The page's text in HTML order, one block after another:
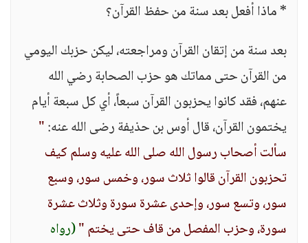
* ماذا أفعل بعد سنة من حفظ القرآن؟
بعد سنة من إتقان القرآن ومراجعته، ليكن حزبك اليومي
من القرآن حتى مماتك هو حزب الصحابة رضي الله
عنهم، فقد كانوا يحزبون القرآن سبعاً، أي كل سبعة أيام
يختمون القرآن، قال أوس بن حذيفة رضى الله عنه:"
سألت أصحاب رسول الله صلى الله عليه وسلم كيف
تحزبون القرآن قالوا ثلاث سور، وخمس سور، وسبع
سور، وتسع سور، وإحدى عشرة سورة وثلاث عشرة
سورة، وحزب المفصل من قاف حتى يختم "(رواه